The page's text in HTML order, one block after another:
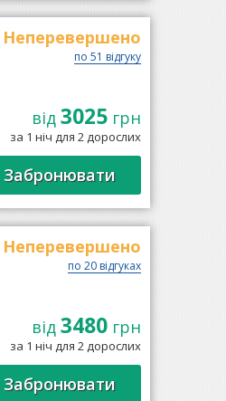
Неперевершено
по 51 відгуку
від 3025грн
за 1 ніч для 2 дорослих
Забронювати
Неперевершено
по 20 відгуках
від 3480грн
за 1 ніч для 2 дорослих
Забронювати